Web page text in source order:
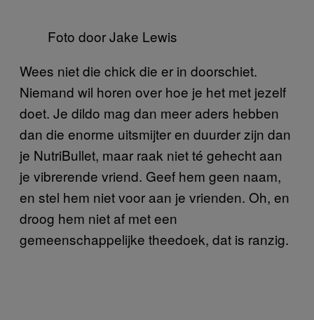
Foto door Jake Lewis
Wees niet die chick die er in doorschiet.
Niemand wil horen over hoe je het met jezelf
doet. Je dildo mag dan meer aders hebben
dan die enorme uitsmijter en duurder zijn dan
je NutriBullet, maar raak niet té gehecht aan
je vibrerende vriend. Geef hem geen naam,
en stel hem niet voor aan je vrienden. Oh, en
droog hem niet af met een
gemeenschappelijke theedoek, dat is ranzig.